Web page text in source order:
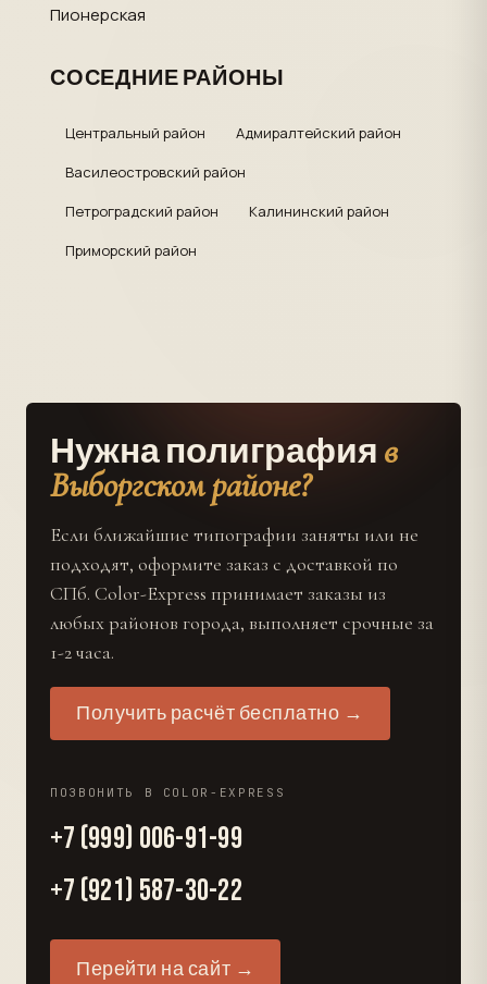
Пионерская
СОСЕДНИЕ РАЙОНЫ
Центральный район
Адмиралтейский район
Василеостровский район
Петроградский район
Калининский район
Приморский район
Нужна полиграфия в
Выборгском районе?
Если ближайшие типографии заняты или не
подходят, оформите заказ с доставкой по
СПб. Color-Express принимает заказы из
любых районов города, выполняет срочные за
1-2 часа.
Получить расчёт бесплатно →
ПОЗВОНИТЬ В COLOR-EXPRESS
+7 (999) 006-91-99
+7 (921) 587-30-22
Перейти на сайт →